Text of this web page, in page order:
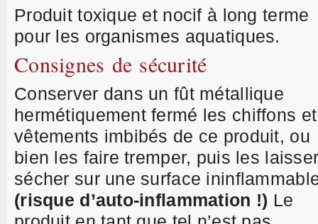
Produit toxique et nocif à long terme
pour les organismes aquatiques.
Consignes de sécurité
Conserver dans un fût métallique
hermétiquement fermé les chiffons et
vêtements imbibés de ce produit, ou
bien les faire tremper, puis les
sécher sur une surface
(risque d’auto-inflammation !) Le